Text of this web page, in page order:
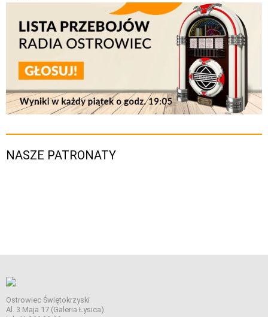
NASZE PATRONATY
Ostrowiec Świętokrzyski
Al. 3 Maja 17 (Galeria Łysica)